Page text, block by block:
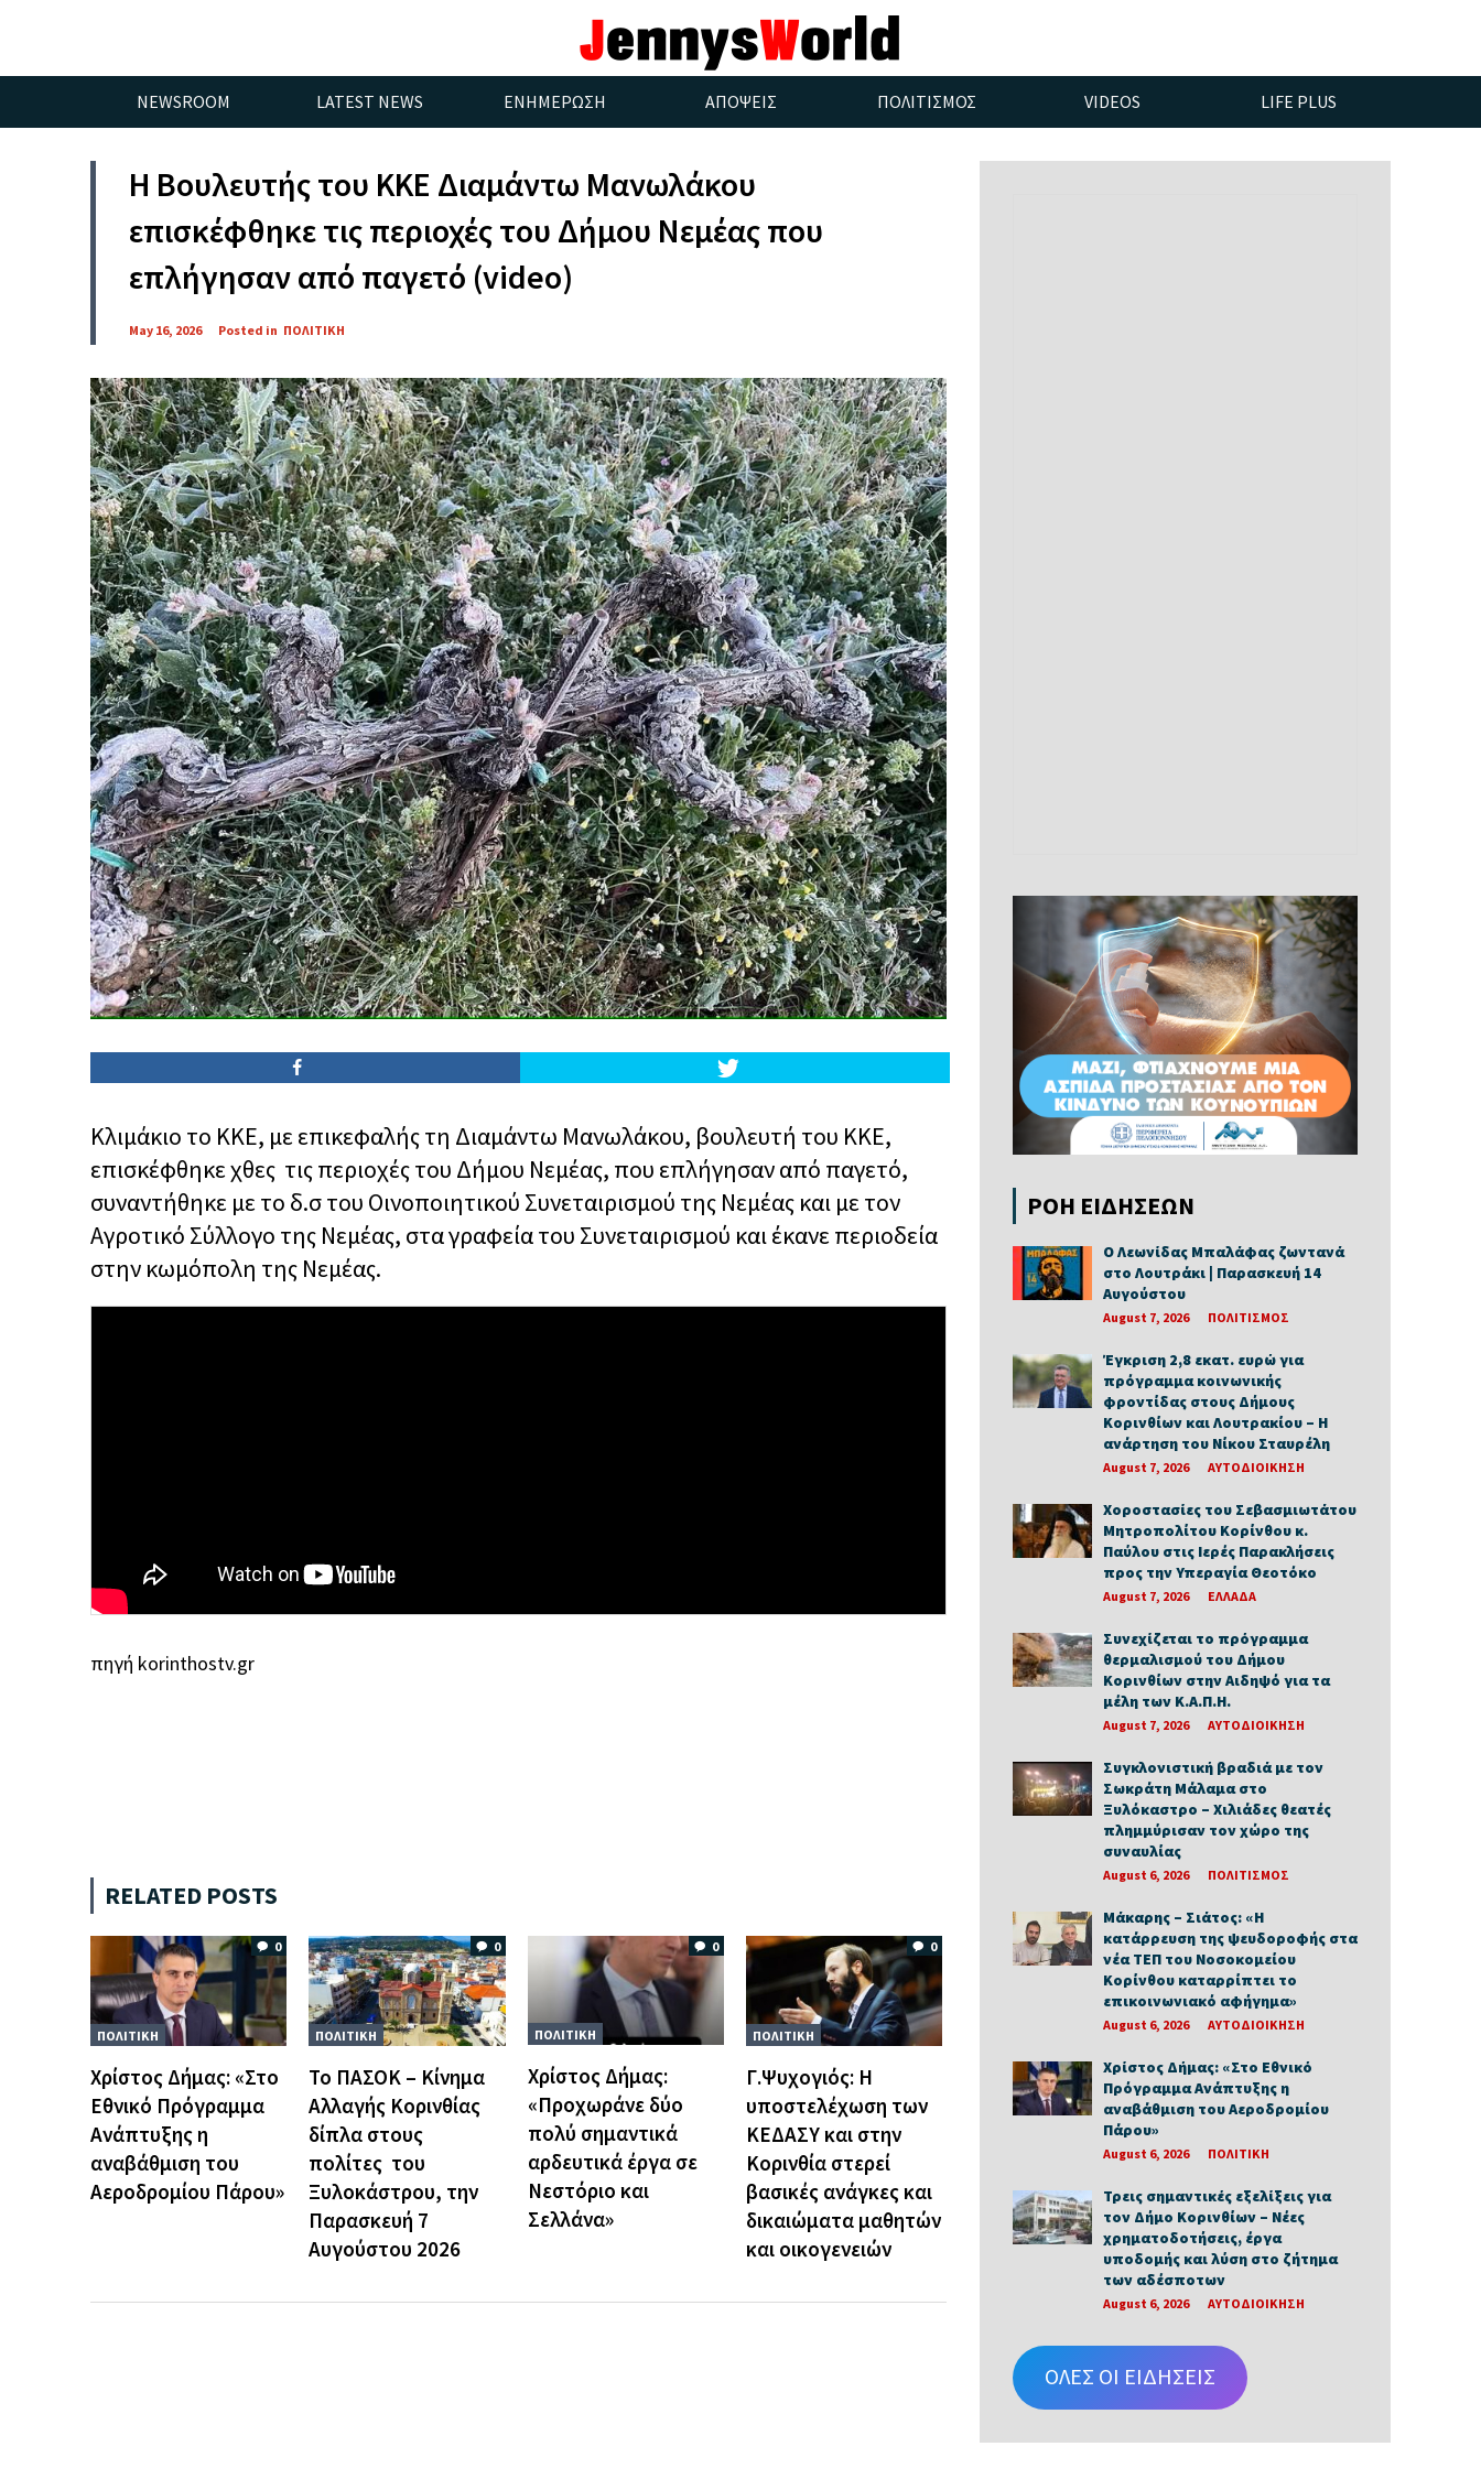
NEWSROOM LATEST NEWS ΕΝΗΜΕΡΩΣΗ ΑΠΟΨΕΙΣ ΠΟΛΙΤΙΣΜΟΣ VIDEOS LIFE PLUS
Η Βουλευτής του ΚΚΕ Διαμάντω Μανωλάκου
επισκέφθηκε τις περιοχές του Δήμου Νεμέας που
επλήγησαν από παγετό (video)
May 16, 2026 Posted in ΠΟΛΙΤΙΚΗ
Κλιμάκιο το ΚΚΕ, με επικεφαλής τη Διαμάντω Μανωλάκου, βουλευτή του ΚΚΕ,
επισκέφθηκε χθες τις περιοχές του Δήμου Νεμέας, που επλήγησαν από παγετό,
συναντήθηκε με το δ.σ του Οινοποιητικού Συνεταιρισμού της Νεμέας και με τον
Αγροτικό Σύλλογο της Νεμέας, στα γραφεία του Συνεταιρισμού και έκανε περιοδεία
στην κωμόπολη της Νεμέας.
πηγή korinthostv.gr
RELATED POSTS
0
ΠΟΛΙΤΙΚΗ
Χρίστος Δήμας: «Στο
Εθνικό Πρόγραμμα
Ανάπτυξης η
αναβάθμιση του
Αεροδρομίου Πάρου»
0
ΠΟΛΙΤΙΚΗ
Το ΠΑΣΟΚ – Κίνημα
Αλλαγής Κορινθίας
δίπλα στους
πολίτες του
Ξυλοκάστρου, την
Παρασκευή 7
Αυγούστου 2026
0
ΠΟΛΙΤΙΚΗ
Χρίστος Δήμας:
«Προχωράνε δύο
πολύ σημαντικά
αρδευτικά έργα σε
Νεστόριο και
Σελλάνα»
0
ΠΟΛΙΤΙΚΗ
Γ.Ψυχογιός: Η
υποστελέχωση των
ΚΕΔΑΣΥ και στην
Κορινθία στερεί
βασικές ανάγκες και
δικαιώματα μαθητών
και οικογενειών
ΡΟΗ ΕΙΔΗΣΕΩΝ
Ο Λεωνίδας Μπαλάφας ζωντανά
στο Λουτράκι | Παρασκευή 14
Αυγούστου
August 7, 2026 ΠΟΛΙΤΙΣΜΟΣ
Έγκριση 2,8 εκατ. ευρώ για
πρόγραμμα κοινωνικής
φροντίδας στους Δήμους
Κορινθίων και Λουτρακίου – Η
ανάρτηση του Νίκου Σταυρέλη
August 7, 2026 ΑΥΤΟΔΙΟΙΚΗΣΗ
Χοροστασίες του Σεβασμιωτάτου
Μητροπολίτου Κορίνθου κ.
Παύλου στις Ιερές Παρακλήσεις
προς την Υπεραγία Θεοτόκο
August 7, 2026 ΕΛΛΑΔΑ
Συνεχίζεται το πρόγραμμα
θερμαλισμού του Δήμου
Κορινθίων στην Αιδηψό για τα
μέλη των Κ.Α.Π.Η.
August 7, 2026 ΑΥΤΟΔΙΟΙΚΗΣΗ
Συγκλονιστική βραδιά με τον
Σωκράτη Μάλαμα στο
Ξυλόκαστρο – Χιλιάδες θεατές
πλημμύρισαν τον χώρο της
συναυλίας
August 6, 2026 ΠΟΛΙΤΙΣΜΟΣ
Μάκαρης – Σιάτος: «Η
κατάρρευση της ψευδοροφής στα
νέα ΤΕΠ του Νοσοκομείου
Κορίνθου καταρρίπτει το
επικοινωνιακό αφήγημα»
August 6, 2026 ΑΥΤΟΔΙΟΙΚΗΣΗ
Χρίστος Δήμας: «Στο Εθνικό
Πρόγραμμα Ανάπτυξης η
αναβάθμιση του Αεροδρομίου
Πάρου»
August 6, 2026 ΠΟΛΙΤΙΚΗ
Τρεις σημαντικές εξελίξεις για
τον Δήμο Κορινθίων – Νέες
χρηματοδοτήσεις, έργα
υποδομής και λύση στο ζήτημα
των αδέσποτων
August 6, 2026 ΑΥΤΟΔΙΟΙΚΗΣΗ
ΟΛΕΣ ΟΙ ΕΙΔΗΣΕΙΣ